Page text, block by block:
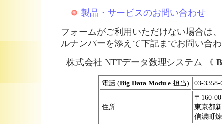
製品・サービスのお問い合わせ
フォームがご利用いただけない場合は
ルナンバーを添えて下記までお問い合
株式会社 NTTデータ数理システム 《
電話 (Big Data Module 担当) 03-3358-
住所
〒160-
東京都
信濃町